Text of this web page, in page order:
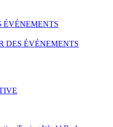
ÉVÉNEMENTS
DES ÉVÉNEMENTS